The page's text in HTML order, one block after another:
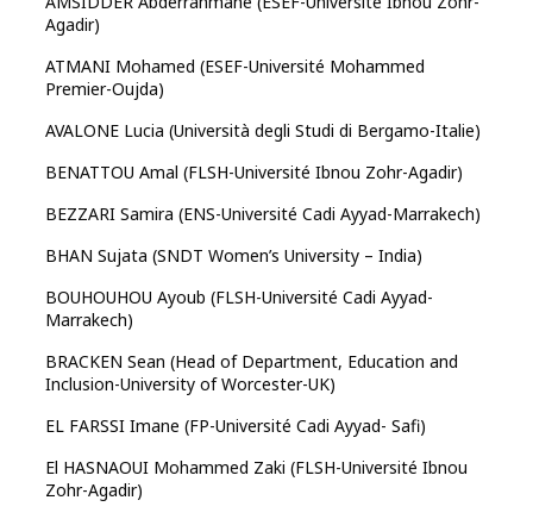
Agadir)
ATMANI Mohamed (ESEF-Université Mohammed
Premier-Oujda)
AVALONE Lucia (Università degli Studi di Bergamo-Italie)
BENATTOU Amal (FLSH-Université Ibnou Zohr-Agadir)
BEZZARI Samira (ENS-Université Cadi Ayyad-Marrakech)
BHAN Sujata (SNDT Women’s University – India)
BOUHOUHOU Ayoub (FLSH-Université Cadi Ayyad-
Marrakech)
BRACKEN Sean (Head of Department, Education and
Inclusion-University of Worcester-UK)
EL FARSSI Imane (FP-Université Cadi Ayyad- Safi)
El HASNAOUI Mohammed Zaki (FLSH-Université Ibnou
Zohr-Agadir)